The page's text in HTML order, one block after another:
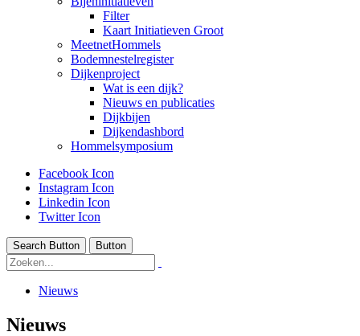
Filter
Kaart Initiatieven Groot
MeetnetHommels
Bodemnestelregister
Dijkenproject
Wat is een dijk?
Nieuws en publicaties
Dijkbijen
Dijkendashbord
Hommelsymposium
Facebook Icon
Instagram Icon
Linkedin Icon
Twitter Icon
Search Button Button
Nieuws
Nieuws